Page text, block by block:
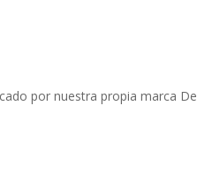
por nuestra propia marca De